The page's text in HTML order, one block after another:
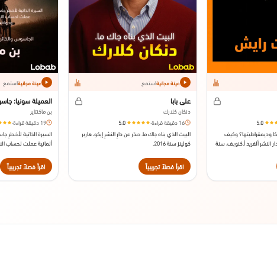
5.0
وديمقراطيتها؟ وكيف
النشر ألفريد أ.كنوبف، سنة
عينة مجانيةاستمع
علي بابا
دنكان كلارك
16 دقيقة قراءة
·
5.0
البيت الذي بناه جاك ما. صدَر عن دارِ النشرِ إيكو، هاربر
كولينز سنة 2016.
اقرأ فصلاً تجريبياً
عينة مجانيةاستمع
العميلة سونيا:
بن ماكنتاير
19 دقيقة قراءة
·
السيرة الذاتية
ألمانية عملت لحساب
اقرأ فصلاً تجريبياً